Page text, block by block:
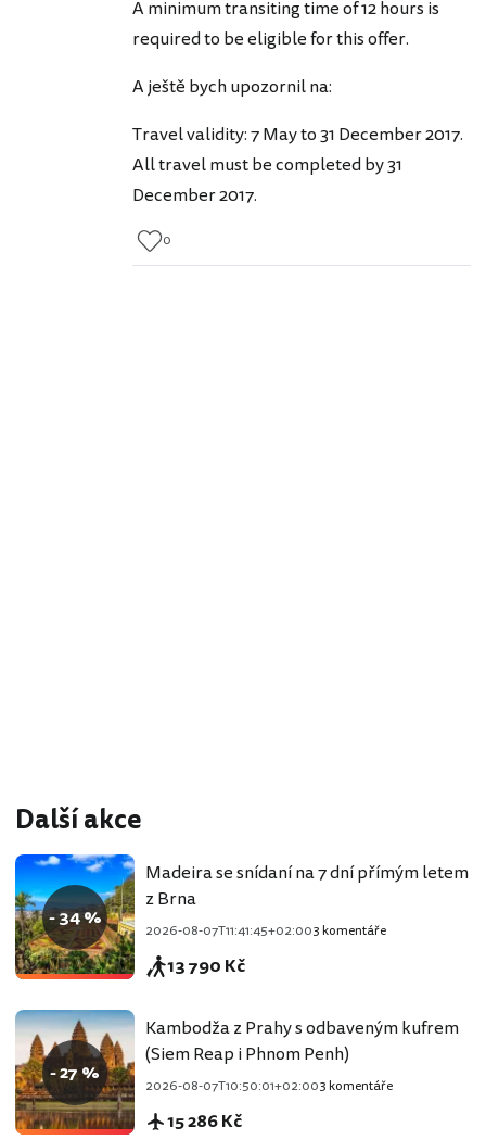
A minimum transiting time of 12 hours is
required to be eligible for this offer.
A ještě bych upozornil na:
Travel validity: 7 May to 31 December 2017.
All travel must be completed by 31
December 2017.
0
Další akce
- 34 %
Madeira se snídaní na 7 dní přímým letem
z Brna
2026-08-07T11:41:45+02:003 komentáře
13 790 Kč
- 27 %
Kambodža z Prahy s odbaveným kufrem
(Siem Reap i Phnom Penh)
2026-08-07T10:50:01+02:003 komentáře
15 286 Kč